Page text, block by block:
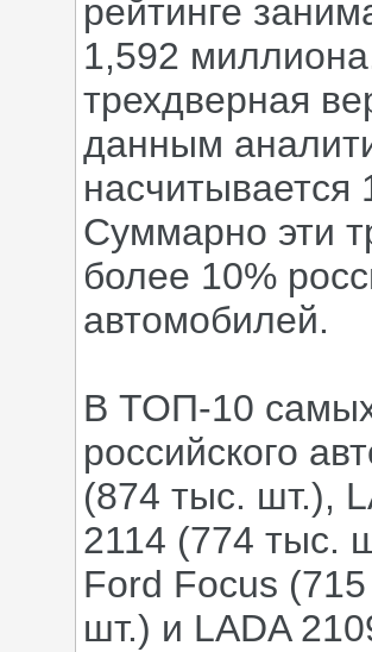
рейтинге
1,592
трехдверная
данным
Суммарно эти
более 10%
автомобилей.
В ТОП-10
российского
(874 тыс. шт.),
2114 (774 тыс.
Ford Focus
шт.) и LADA